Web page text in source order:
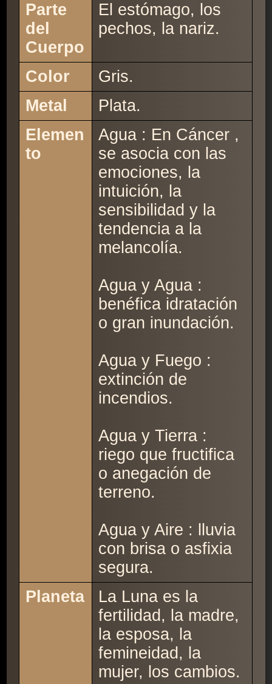
Parte
del
Cuerpo
El estómago, los
pechos, la nariz.
Color
Gris.
Metal
Plata.
Elemen
to
Agua : En Cáncer ,
se asocia con las
emociones, la
intuición, la
sensibilidad y la
tendencia a la
melancolía.
Agua y Agua :
benéfica idratación
o gran inundación.
Agua y Fuego :
extinción de
incendios.
Agua y Tierra :
riego que fructifica
o anegación de
terreno.
Agua y Aire : lluvia
con brisa o asfixia
segura.
Planeta
La Luna es la
fertilidad, la madre,
la esposa, la
femineidad, la
mujer, los cambios.